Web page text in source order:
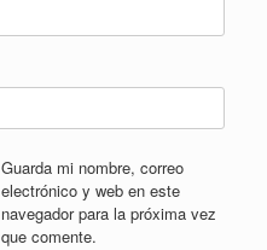
Guarda mi nombre, correo
electrónico y web en este
navegador para la próxima vez
que comente.